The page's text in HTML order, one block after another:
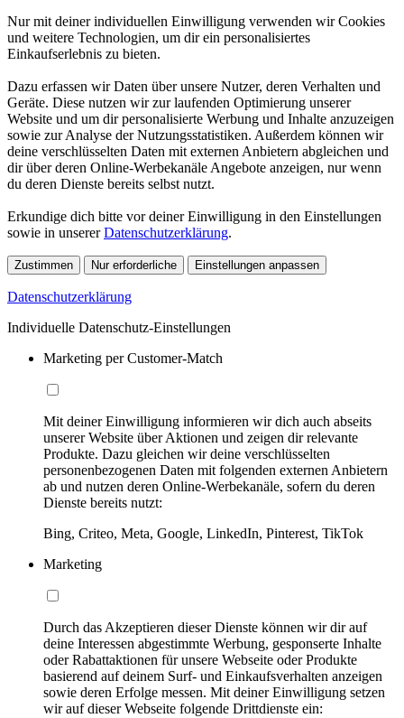
Nur mit deiner individuellen Einwilligung verwenden wir Cookies
und weitere Technologien, um dir ein personalisiertes
Einkaufserlebnis zu bieten.
Dazu erfassen wir Daten über unsere Nutzer, deren Verhalten und
Geräte. Diese nutzen wir zur laufenden Optimierung unserer
Website und um dir personalisierte Werbung und Inhalte anzuzeigen
sowie zur Analyse der Nutzungsstatistiken. Außerdem können wir
deine verschlüsselten Daten mit externen Anbietern abgleichen und
dir über deren Online-Werbekanäle Angebote anzeigen, nur wenn
du deren Dienste bereits selbst nutzt.
Erkundige dich bitte vor deiner Einwilligung in den Einstellungen
sowie in unsererDatenschutzerklärung.
Zustimmen Nur erforderliche Einstellungen anpassen
Datenschutzerklärung
Individuelle Datenschutz-Einstellungen
Marketing per Customer-Match
Mit deiner Einwilligung informieren wir dich auch abseits
unserer Website über Aktionen und zeigen dir relevante
Produkte. Dazu gleichen wir deine verschlüsselten
personenbezogenen Daten mit folgenden externen Anbietern
ab und nutzen deren Online-Werbekanäle, sofern du deren
Dienste bereits nutzt:
Bing, Criteo, Meta, Google, LinkedIn, Pinterest, TikTok
Marketing
Durch das Akzeptieren dieser Dienste können wir dir auf
deine Interessen abgestimmte Werbung, gesponserte Inhalte
oder Rabattaktionen für unsere Webseite oder Produkte
basierend auf deinem Surf- und Einkaufsverhalten anzeigen
sowie deren Erfolge messen. Mit deiner Einwilligung setzen
wir auf dieser Webseite folgende Drittdienste ein: